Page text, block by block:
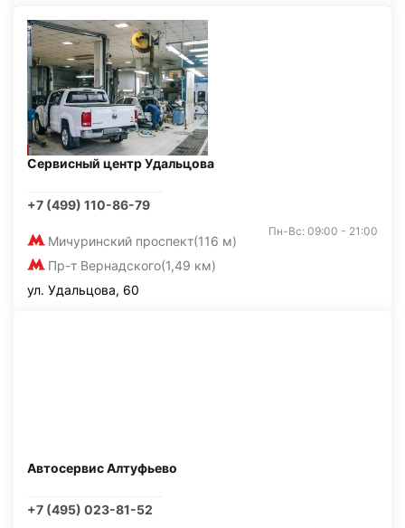
Сервисный центр Удальцова
+7 (499) 110-86-79
Мичуринский проспект(116 м)
Пр-т Вернадского(1,49 км)
Пн-Вс: 09:00 - 21:00
ул. Удальцова, 60
Автосервис Алтуфьево
+7 (495) 023-81-52